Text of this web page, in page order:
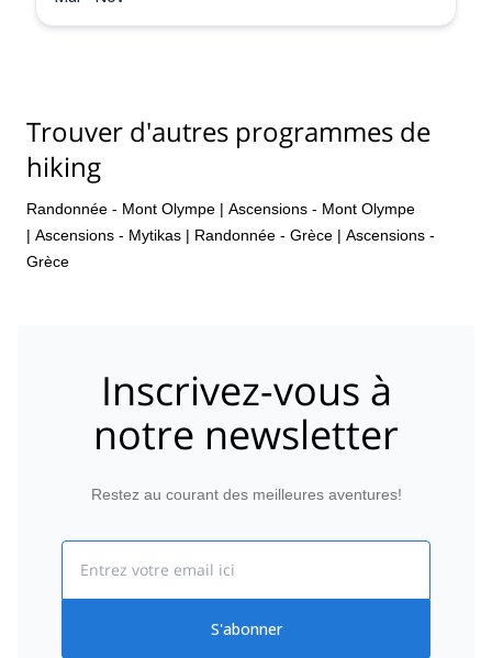
Trouver d'autres programmes de
hiking
Randonnée - Mont Olympe | Ascensions - Mont Olympe
| Ascensions - Mytikas | Randonnée - Grèce | Ascensions -
Grèce
Inscrivez-vous à
notre newsletter
Restez au courant des meilleures aventures!
S'abonner